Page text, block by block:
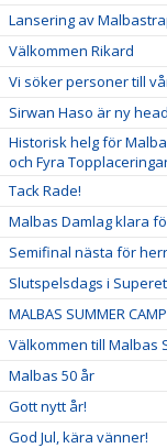
Lansering av
Välkommen Rikard
Vi söker personer till
Sirwan Haso är ny
Historisk helg för
och Fyra
Tack Rade!
Malbas Damlag klara
Semifinal nästa för
Slutspelsdags i
MALBAS SUMMER
Välkommen till Malbas
Malbas 50 år
Gott nytt år!
God Jul, kära vänner!